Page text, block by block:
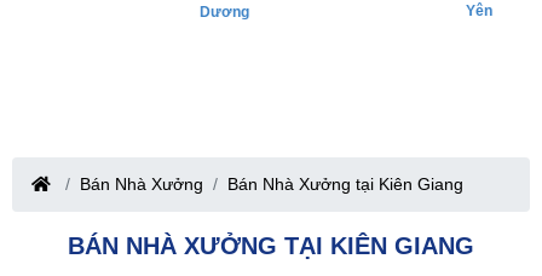
Bán Nhà Xưởng Bán Nhà Xưởng tại Kiên Giang
BÁN NHÀ XƯỞNG TẠI KIÊN GIANG